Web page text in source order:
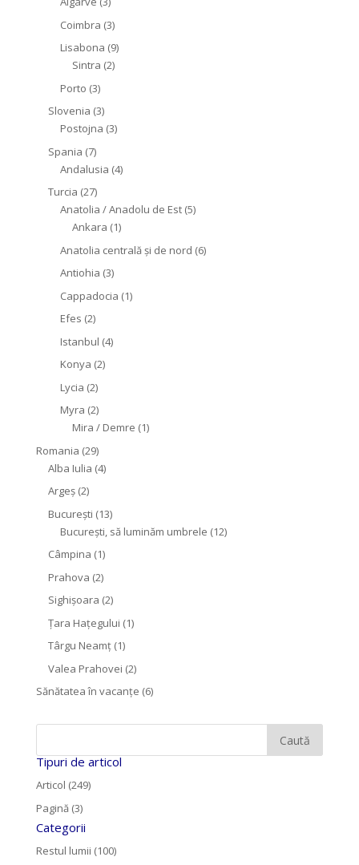
Coimbra (3)
Lisabona (9)
Sintra (2)
Porto (3)
Slovenia (3)
Postojna (3)
Spania (7)
Andalusia (4)
Turcia (27)
Anatolia / Anadolu de Est(5)
Ankara (1)
Anatolia centrală și de nord (6)
Antiohia (3)
Cappadocia (1)
Efes (2)
Istanbul (4)
Konya (2)
Lycia (2)
Myra (2)
Mira / Demre (1)
Romania (29)
Alba Iulia (4)
Argeș(2)
București (13)
București, să luminăm umbrele (12)
Câmpina (1)
Prahova (2)
Sighişoara (2)
Țara Hațegului (1)
Târgu Neamţ(1)
Valea Prahovei (2)
Sănătatea în vacanțe (6)
Tipuri de articol
Articol (249)
Pagină (3)
Categorii
Restul lumii (100)